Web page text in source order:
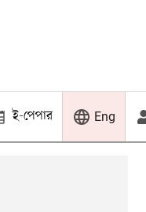
ই-পেপার Eng